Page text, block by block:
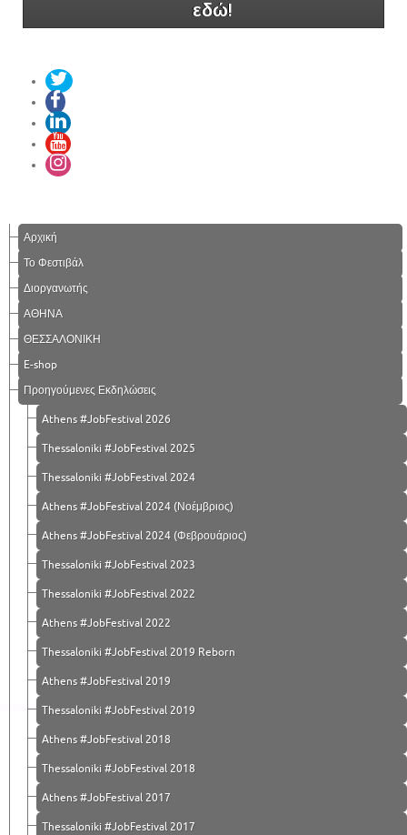
εδώ!
Αρχική
Το Φεστιβάλ
Διοργανωτής
ΑΘΗΝΑ
ΘΕΣΣΑΛΟΝΙΚΗ
E-shop
Προηγούμενες Εκδηλώσεις
Athens #JobFestival 2026
Thessaloniki #JobFestival 2025
Thessaloniki #JobFestival 2024
Athens #JobFestival 2024 (Νοέμβριος)
Athens #JobFestival 2024 (Φεβρουάριος)
Thessaloniki #JobFestival 2023
Thessaloniki #JobFestival 2022
Athens #JobFestival 2022
Thessaloniki #JobFestival 2019 Reborn
Athens #JobFestival 2019
Thessaloniki #JobFestival 2019
Athens #JobFestival 2018
Thessaloniki #JobFestival 2018
Athens #JobFestival 2017
Τhessaloniki #JobFestival 2017